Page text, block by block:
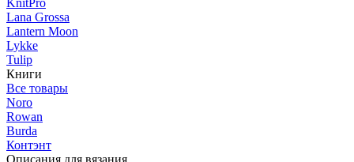
Lana Grossa
Lantern Moon
Lykke
Tulip
Книги
Все товары
Noro
Rowan
Burda
Контэнт
Описания для вязания